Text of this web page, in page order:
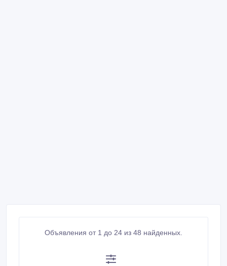
Объявления от 1 до 24 из 48 найденных.